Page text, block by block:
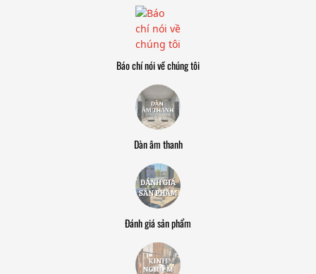
Báo chí nói về chúng tôi
Dàn âm thanh
Đánh giá sản phẩm